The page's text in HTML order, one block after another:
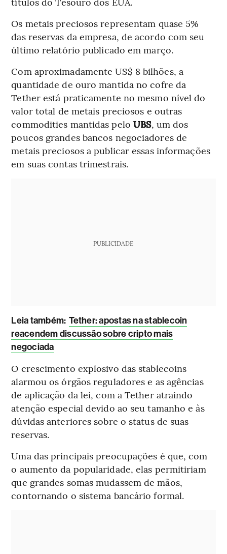
Os metais preciosos representam quase 5%
das reservas da empresa, de acordo com seu
último relatório publicado em março.
Com aproximadamente US$ 8 bilhões, a
quantidade de ouro mantida no cofre da
Tether está praticamente no mesmo nível do
valor total de metais preciosos e outras
commodities mantidas pelo UBS, um dos
poucos grandes bancos negociadores de
metais preciosos a publicar essas informações
em suas contas trimestrais.
PUBLICIDADE
Leia também: Tether: apostas na stablecoin
reacendem discussão sobre cripto mais
negociada
O crescimento explosivo das stablecoins
alarmou os órgãos reguladores e as agências
de aplicação da lei, com a Tether atraindo
atenção especial devido ao seu tamanho e às
dúvidas anteriores sobre o status de suas
reservas.
Uma das principais preocupações é que, com
o aumento da popularidade, elas permitiriam
que grandes somas mudassem de mãos,
contornando o sistema bancário formal.